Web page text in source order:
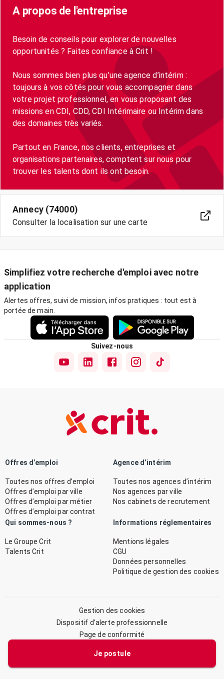
Je postule
A propos de l'entreprise
Besoin de conseils pour explorer de nouvelles
opportunités ? Faites confiance à Crit !
Nous sommes bien plus qu’une agence d’intérim :
toujours à vos côtés pour vous accompagner dans
votre projet professionnel, en vous proposant des
missions en CDI, CDD, CDI Intérimaire ou Intérim dans
des domaines très variés.
Partout en France, nos clients, entreprises et
organisations partenaires, comptent sur nous pour
trouver les talents dont ils ont besoin.
Annecy (74000)
Consulter la localisation sur une carte
Simplifiez votre recherche d'emploi avec notre
application
Alertes offres, suivi de mission, infos pratiques : tout est à
portée de main.
Suivez-nous
Offres d’emploi
Toutes nos offres d’emploi
Offres d’emploi par ville
Offres d’emploi par métier
Offres d’emploi par contrat
Agence d’intérim
Toutes nos agences d’intérim
Nos agences par ville
Nos cabinets de recrutement
Qui sommes-nous ?
Le Groupe Crit
Talents Crit
Informations réglementaires
Mentions légales
CGU
Données personnelles
Politique de gestion des cookies
Gestion des cookies
Dispositif d’alerte professionnelle
Page de conformité
© 2026 CRIT